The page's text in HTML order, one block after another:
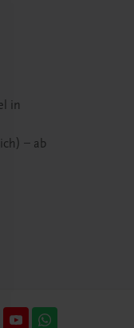
in
– ab